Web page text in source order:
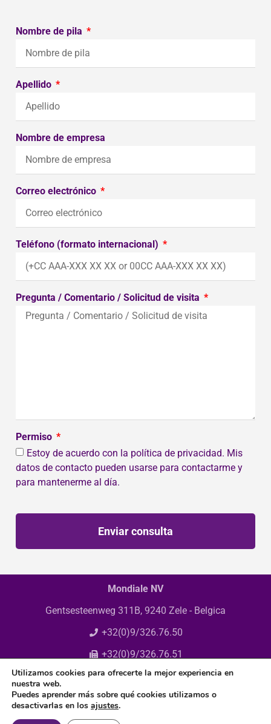
Nombre de pila
Apellido
Nombre de empresa
Correo electrónico
Teléfono (formato internacional)
Pregunta / Comentario / Solicitud de visita
Permiso
Estoy de acuerdo con la política de privacidad. Mis
datos de contacto pueden usarse para contactarme y
para mantenerme al día.
Enviar consulta
Mondiale NV
Gentsesteenweg 311B, 9240 Zele - Belgica
+32(0)9/326.76.50
+32(0)9/326.76.51
info@mondiale.be
Utilizamos cookies para ofrecerte la mejor experiencia en
nuestra web.
Puedes aprender más sobre qué cookies utilizamos o
desactivarlas en los ajustes.